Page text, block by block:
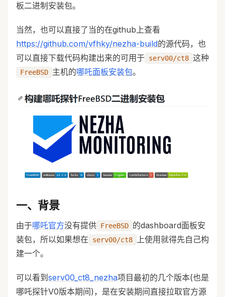
板二进制安装包。
当然，也可以直接了当的在github上查看
https://github.com/vfhky/nezha-build的源代码，也
可以直接下载代码构建出来的可用于 serv00/ct8 这种
FreeBSD 主机的哪吒面板安装包。
一、背景
由于哪吒官方没有提供 FreeBSD 的dashboard面板安
装包，所以如果想在
serv00/ct8
上使用就得先自己构
建一个。
可以看到serv00_ct8_nezha项目最初的几个版本(也是
哪吒探针V0版本期间)，是在安装期间直接拉取官方源